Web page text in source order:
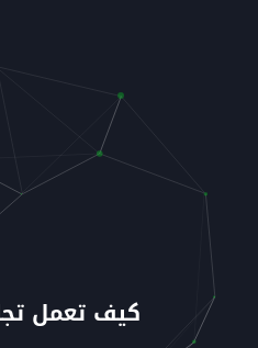
كيف تعمل